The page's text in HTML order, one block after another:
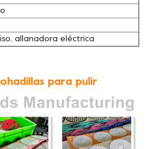
allanadora eléctrica
para pulir